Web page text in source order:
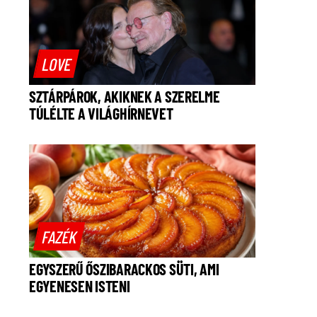
LOVE
SZTÁRPÁROK, AKIKNEK A SZERELME
TÚLÉLTE A VILÁGHÍRNEVET
FAZÉK
EGYSZERŰ ŐSZIBARACKOS SÜTI, AMI
EGYENESEN ISTENI